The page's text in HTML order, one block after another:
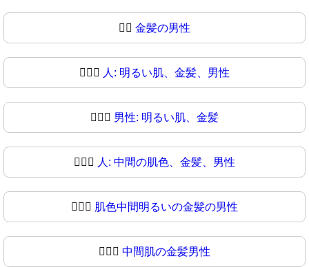
👱‍♂ 金髪の男性
👱🏻‍♂️ 人: 明るい肌、金髪、男性
👱🏻‍♂ 男性: 明るい肌、金髪
👱🏼‍♂️ 人: 中間の肌色、金髪、男性
👱🏼‍♂ 肌色中間明るいの金髪の男性
👱🏽‍♂️ 中間肌の金髪男性